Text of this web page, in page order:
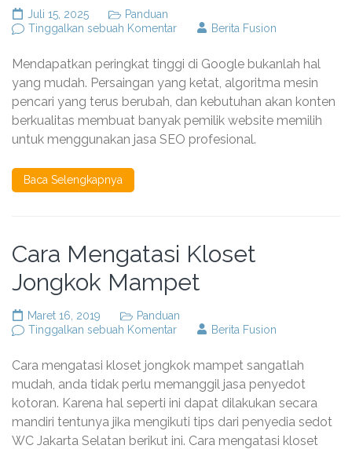
Juli 15, 2025
Panduan
Tinggalkan sebuah Komentarpada
SEO
Terbaik
dalam
Meningkatkan
Peringkat
Website
di
Berita Fusion
Mendapatkan peringkat tinggi di Google bukanlah hal
yang mudah. Persaingan yang ketat, algoritma mesin
pencari yang terus berubah, dan kebutuhan akan konten
berkualitas membuat banyak pemilik website memilih
untuk menggunakan jasa SEO profesional.
Baca Selengkapnya
Cara Mengatasi Kloset
Jongkok Mampet
Maret 16, 2019
Panduan
Tinggalkan sebuah Komentarpada
Kloset
Jongkok
Mampet
Berita Fusion
Cara mengatasi kloset jongkok mampet sangatlah
mudah, anda tidak perlu memanggil jasa penyedot
kotoran. Karena hal seperti ini dapat dilakukan secara
mandiri tentunya jika mengikuti tips dari penyedia sedot
WC Jakarta Selatan berikut ini. Cara mengatasi kloset